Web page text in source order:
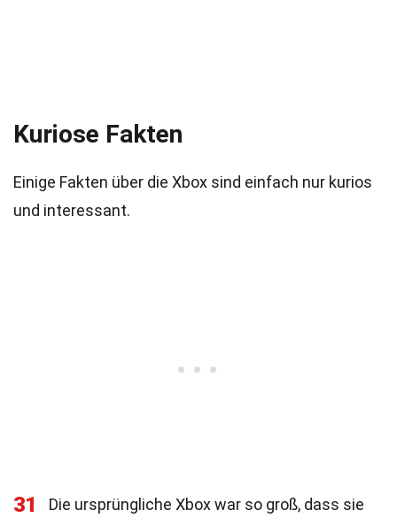
Kuriose Fakten
Einige Fakten über die Xbox sind einfach nur kurios
und interessant.
31
Die ursprüngliche Xbox war so groß, dass sie